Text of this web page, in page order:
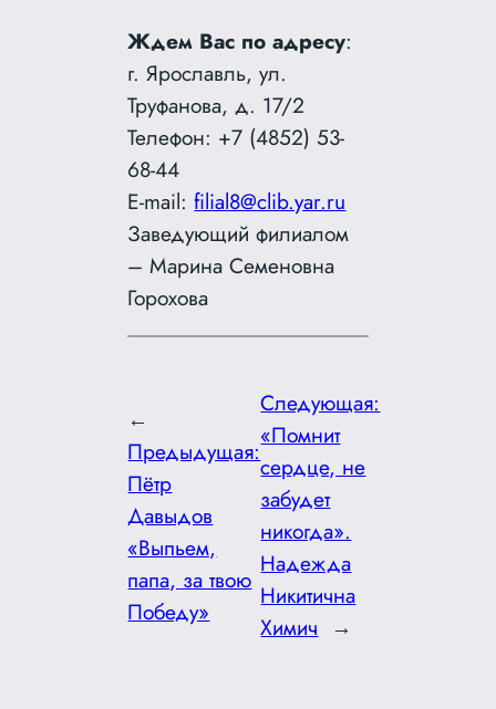
Ждем Вас по адресу:
г. Ярославль, ул.
Труфанова, д. 17/2
Телефон: +7 (4852) 53-
68-44
E-mail:filial8@clib.yar.ru
Заведующий филиалом
– Марина Семеновна
Горохова
←
Предыдущая:
Пётр
Давыдов
«Выпьем,
папа, за твою
Победу»
Следующая:
«Помнит
сердце, не
забудет
никогда».
Надежда
Никитична
Химич →